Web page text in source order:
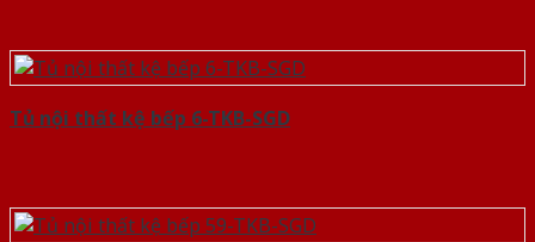
Tủ nội thất kệ bếp 6-TKB-SGD